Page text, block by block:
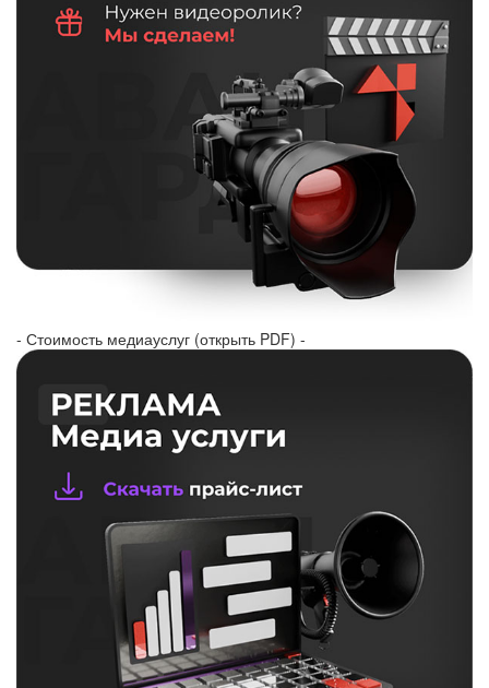
- Стоимость медиауслуг (открыть PDF) -